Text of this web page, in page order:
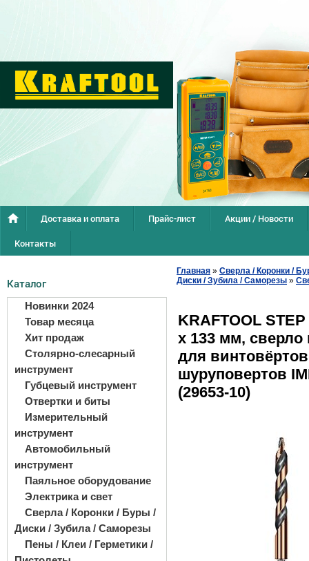
Доставка и оплата Прайс-лист
Акции / Новости
Контакты
Каталог
Новинки 2024
Товар месяца
Хит продаж
Столярно-слесарный
инструмент
Губцевый инструмент
Отвертки и биты
Измерительный
инструмент
Автомобильный
инструмент
Паяльное оборудование
Электрика и свет
Сверла / Коронки / Буры /
Диски / Зубила / Саморезы
Пены / Клеи / Герметики /
Главная » Сверла / Коронки /
Диски / Зубила / Саморезы »
KRAFTOOL
х 133 мм, сверло
для
шуруповертов
(29653-10)